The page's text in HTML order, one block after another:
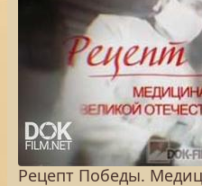
Рецепт Победы.